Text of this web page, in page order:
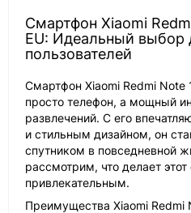
Смартфон Xiaomi
EU: Идеальный выбор
пользователей
Смартфон Xiaomi Redmi
просто телефон, а мощный
развлечений. С его
и стильным дизайном, он
спутником в повседневной
рассмотрим, что делает
привлекательным.
Преимущества Xiaomi Redmi